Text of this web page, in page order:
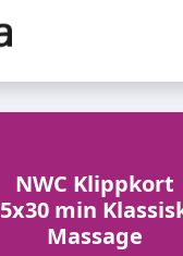
NWC Klippkort
5x30 min
Massage